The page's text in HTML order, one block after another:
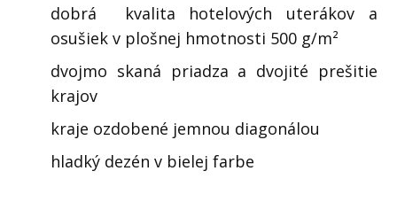
dobrá kvalita hotelových uterákov a
osušiek v plošnej hmotnosti 500 g/m²
dvojmo skaná priadza a dvojité prešitie
krajov
kraje ozdobené jemnou diagonálou
hladký dezén v bielej farbe